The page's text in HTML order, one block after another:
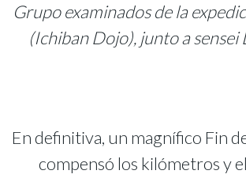
Grupo examinados de la
(Ichiban Dojo), junto a sensei
En definitiva, un magnífico Fin
compensó los kilómetros y